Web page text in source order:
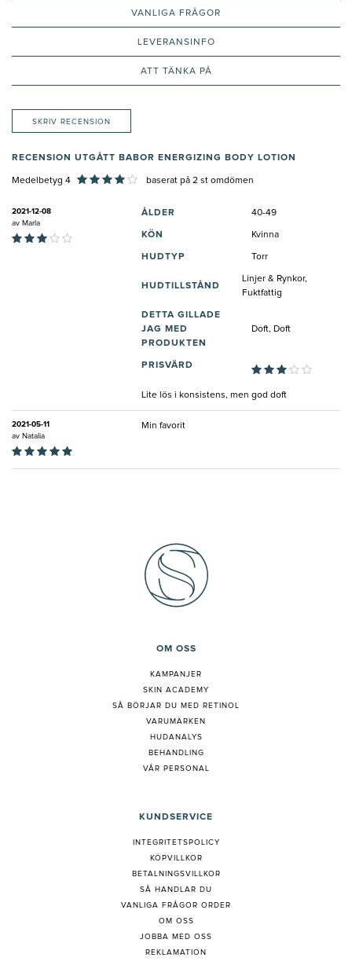
VANLIGA FRÅGOR
LEVERANSINFO
ATT TÄNKA PÅ
SKRIV RECENSION
RECENSION UTGÅTT BABOR ENERGIZING BODY LOTION
Medelbetyg 4 baserat på 2 st omdömen
2021-12-08
av Marla
ÅLDER 40-49
KÖN Kvinna
HUDTYP Torr
HUDTILLSTÅND
Linjer & Rynkor,
Fuktfattig
DETTA GILLADE
JAG MED
PRODUKTEN
Doft, Doft
PRISVÄRD
Lite lös i konsistens, men god doft
2021-05-11
av Natalia
Min favorit
OM OSS
KAMPANJER
SKIN ACADEMY
SÅ BÖRJAR DU MED RETINOL
VARUMÄRKEN
HUDANALYS
BEHANDLING
VÅR PERSONAL
KUNDSERVICE
INTEGRITETSPOLICY
KÖPVILLKOR
BETALNINGSVILLKOR
SÅ HANDLAR DU
VANLIGA FRÅGOR ORDER
OM OSS
JOBBA MED OSS
REKLAMATION